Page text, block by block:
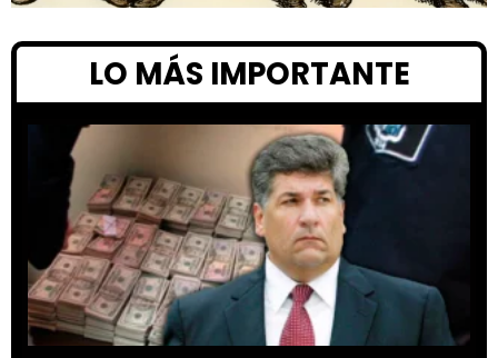
LO MÁS IMPORTANTE